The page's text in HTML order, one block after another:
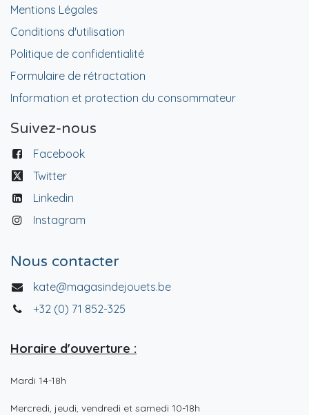
Mentions Légales
Conditions d'utilisation
Politique de confidentialité
Formulaire de rétractation
Information et protection du consommateur
Suivez-nous
Facebook
Twitter
Linkedin
Instagram
Nous contacter
kate@magasindejouets.be
+32 (0) 71 852-325
Horaire d'ouverture :
Mardi 14-18h
Mercredi, jeudi, vendredi et samedi 10-18h